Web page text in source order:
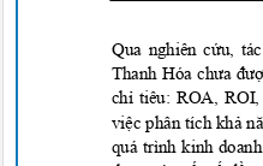
Qua nghiên cứu,
Thanh Hóa chưa
chỉ tiêu: ROA,
việc phân tích khả
quá trình kinh